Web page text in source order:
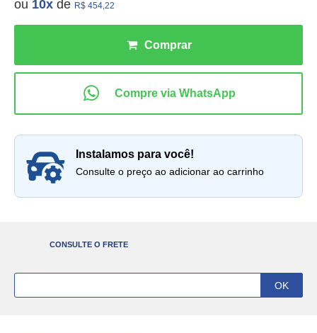
ou 10x de R$ 454,22
instalamos para você!
Consulte o preço ao adicionar ao carrinho
CONSULTE O FRETE